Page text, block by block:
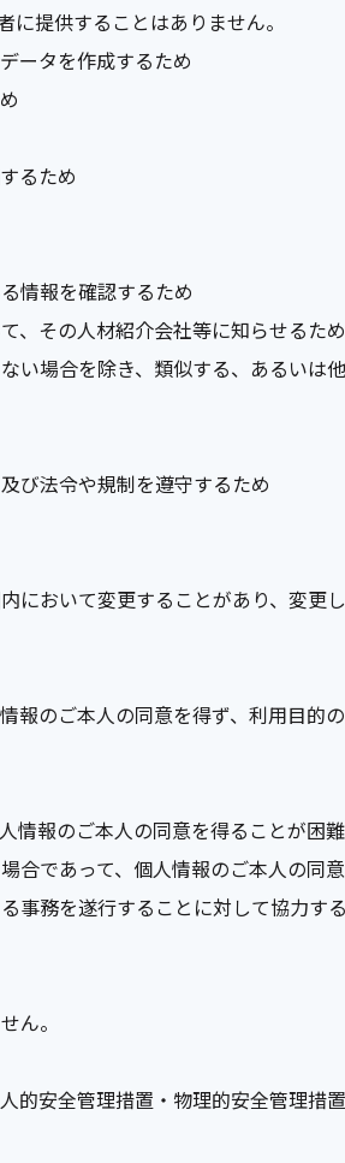
提供することはありません。
ータを作成するため
るため
情報を確認するため
、その人材紹介会社等に知らせるため
い場合を除き、類似する、あるいは
び法令や規制を遵守するため
おいて変更することがあり、変更
のご本人の同意を得ず、利用目的
情報のご本人の同意を得ることが困
であって、個人情報のご本人の同
務を遂行することに対して協力す
ん。
安全管理措置・物理的安全管理措